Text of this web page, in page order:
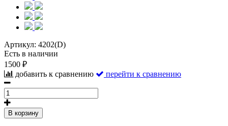
Артикул: 4202(D)
Есть в наличии
1500 ₽
добавить к сравнению
перейти к сравнению
В корзину